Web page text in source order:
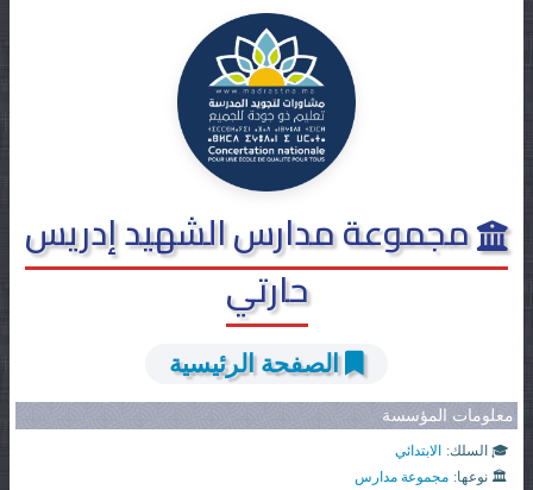
مجموعة مدارس الشهيد إدريس
حارتي
الصفحة الرئيسية
معلومات المؤسسة
🎓 السلك: الابتدائي
🏛️ نوعها: مجموعة مدارس